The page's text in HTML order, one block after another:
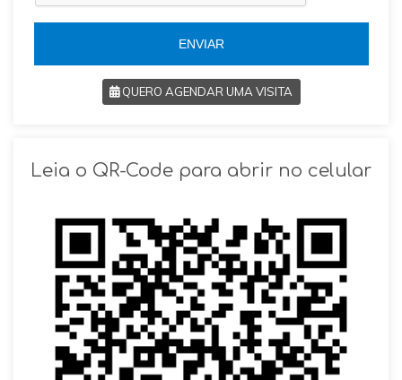
ENVIAR
QUERO AGENDAR UMA VISITA
Leia o QR-Code para abrir no celular